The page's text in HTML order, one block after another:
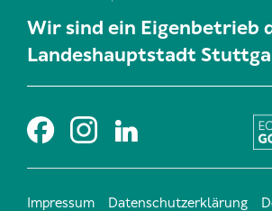
Wir sind ein Eigenbetrieb
Landeshauptstadt
Impressum Datenschutzerklärung